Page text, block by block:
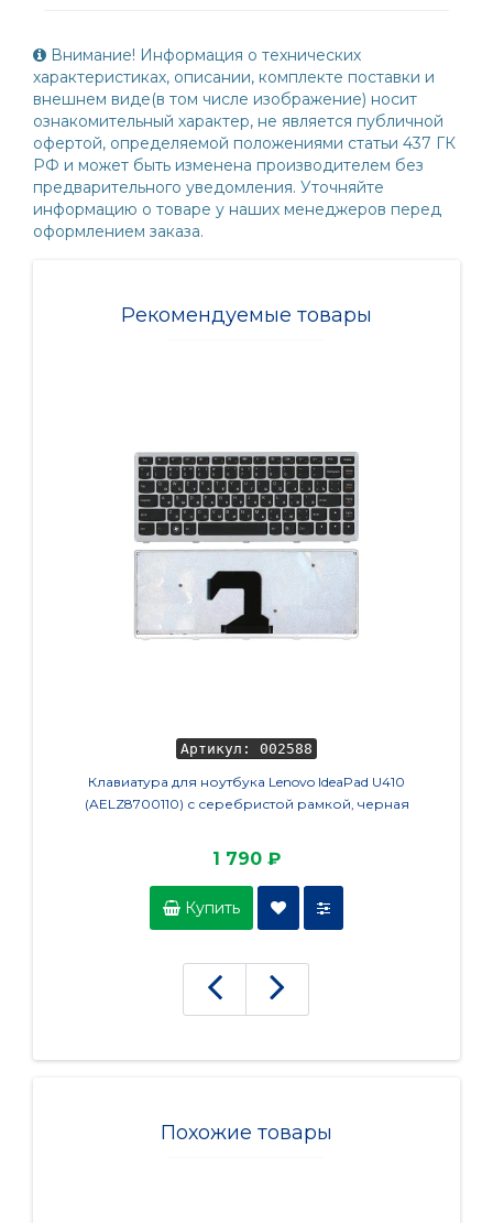
Внимание! Информация о технических
характеристиках, описании, комплекте поставки и
внешнем виде(в том числе изображение) носит
ознакомительный характер, не является публичной
офертой, определяемой положениями статьи 437 ГК
РФ и может быть изменена производителем без
предварительного уведомления. Уточняйте
информацию о товаре у наших менеджеров перед
оформлением заказа.
Рекомендуемые товары
Артикул: 002588
Клавиатура для ноутбука Lenovo IdeaPad U410
(AELZ8700110) с серебристой рамкой, черная
1 790 ₽
Купить
Похожие товары